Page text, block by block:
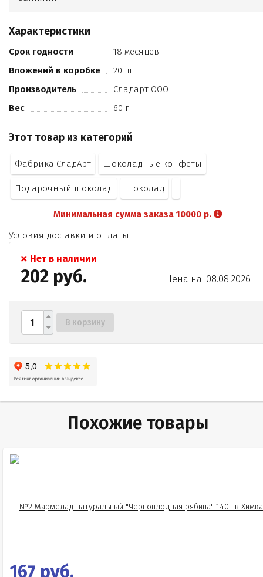
Характеристики
Срок годности
18 месяцев
Вложений в коробке
20 шт
Производитель
Сладарт ООО
Вес
60 г
Этот товар из категорий
Фабрика СладАрт Шоколадные конфеты
Подарочный шоколад Шоколад
Минимальная сумма заказа 10000 р.
Условия доставки и оплаты
Нет в наличии
202 руб. Цена на: 08.08.2026
В корзину
Похожие товары
167 руб.